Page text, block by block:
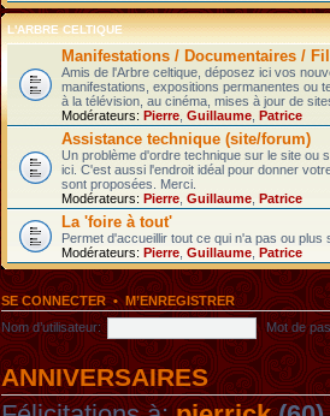
L'ARBRE CELTIQUE
Manifestations / Documentaires /
Amis de l'Arbre celtique, déposez ici vos
manifestations, expositions permanentes ou
à la télévision, au cinéma, mises à jour de
Modérateurs: Pierre Guillaume Patrice
Assistance technique (site/forum)
Un problème d'ordre technique sur le site ou
ici. C'est aussi l'endroit idéal pour donner
sont proposées. Merci.
Modérateurs: Pierre Guillaume Patrice
La 'foire à tout'
Permet d'accueillir tout ce qui n'a pas ou
Modérateurs: Pierre Guillaume Patrice
SE CONNECTER•M’ENREGISTRER
Nom d’utilisateur:
Mot de
ANNIVERSAIRES